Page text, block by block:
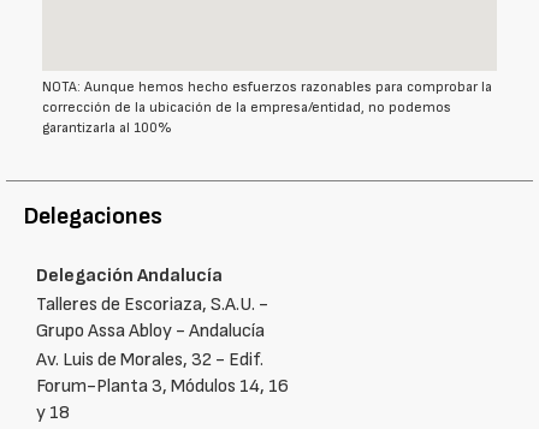
NOTA: Aunque hemos hecho esfuerzos razonables para comprobar la
corrección de la ubicación de la empresa/entidad, no podemos
garantizarla al 100%
Delegaciones
Delegación Andalucía
Talleres de Escoriaza, S.A.U. -
Grupo Assa Abloy - Andalucía
Av. Luis de Morales, 32 - Edif.
Forum-Planta 3, Módulos 14, 16
y 18